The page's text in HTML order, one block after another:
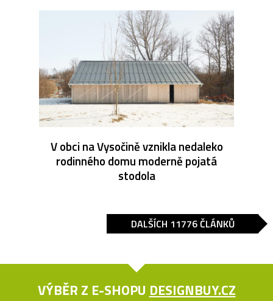
V obci na Vysočině vznikla nedaleko
rodinného domu moderně pojatá
stodola
DALŠÍCH 11776 ČLÁNKŮ
VÝBĚR Z E-SHOPU DESIGNBUY.CZ